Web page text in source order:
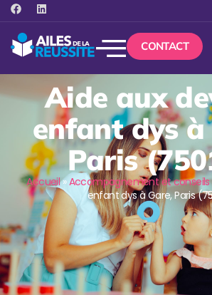
CONTACT
Aide aux
enfant dys à
Paris
Accueil»Accompagnement et conseils
enfant dys à Gare, Paris